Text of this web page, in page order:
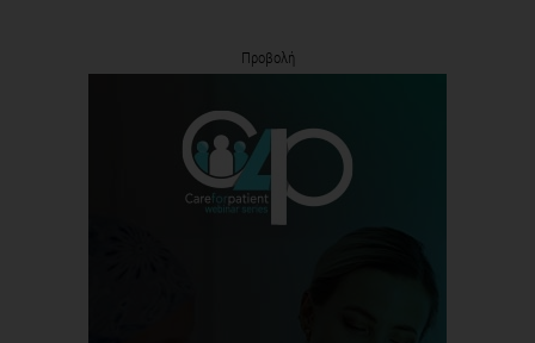
Προβολή